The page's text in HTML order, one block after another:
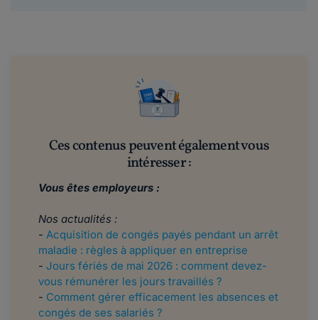
Ces contenus peuvent également vous
intéresser :
Vous êtes employeurs :
Nos actualités :
- Acquisition de congés payés pendant un arrêt
maladie : règles à appliquer en entreprise
- Jours fériés de mai 2026 : comment devez-
vous rémunérer les jours travaillés ?
- Comment gérer efficacement les absences et
congés de ses salariés ?